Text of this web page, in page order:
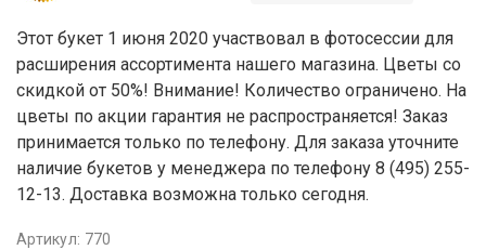
Этот букет 1 июня 2020 участвовал в фотосессии для
расширения ассортимента нашего магазина. Цветы со
скидкой от 50%! Внимание! Количество ограничено. На
цветы по акции гарантия не распространяется! Заказ
принимается только по телефону. Для заказа уточните
наличие букетов у менеджера по телефону 8 (495) 255-
12-13. Доставка возможна только сегодня.
Артикул: 770